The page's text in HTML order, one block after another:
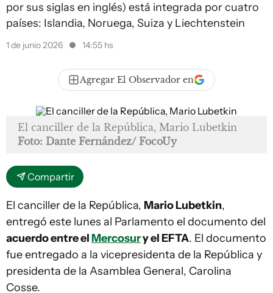
por sus siglas en inglés) está integrada por cuatro
países: Islandia, Noruega, Suiza y Liechtenstein
1 de junio 2026 14:55 hs
Agregar El Observador en
El canciller de la República, Mario Lubetkin
Foto: Dante Fernández/ FocoUy
Compartir
El canciller de la República, Mario Lubetkin,
entregó este lunes al Parlamento el documento del
acuerdo entre elMercosury el EFTA. El documento
fue entregado a la vicepresidenta de la República y
presidenta de la Asamblea General, Carolina
Cosse.